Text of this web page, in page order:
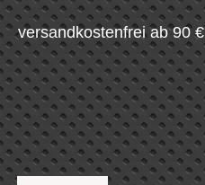
versandkostenfrei ab 90 €